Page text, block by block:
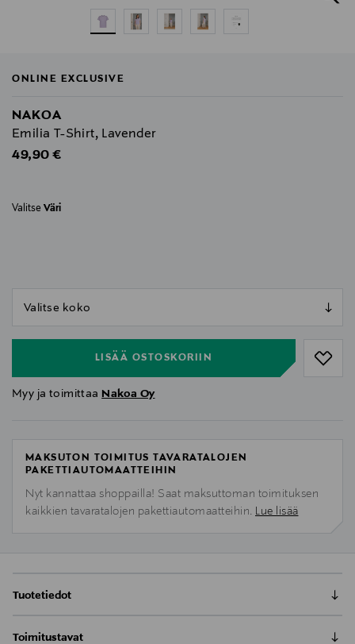
ONLINE EXCLUSIVE
NAKOA
Emilia T-Shirt, Lavender
Original Price
49,90 €
Valitse Väri
LISÄÄ OSTOSKORIIN
Myy ja toimittaa Nakoa Oy
MAKSUTON TOIMITUS TAVARATALOJEN
PAKETTIAUTOMAATTEIHIN
Nyt kannattaa shoppailla! Saat maksuttoman toimituksen
kaikkien tavaratalojen pakettiautomaatteihin. Lue lisää
Tuotetiedot
puuvillainen t-paita arkeen. Pehmeä ja hengittävä
Toimitustavat